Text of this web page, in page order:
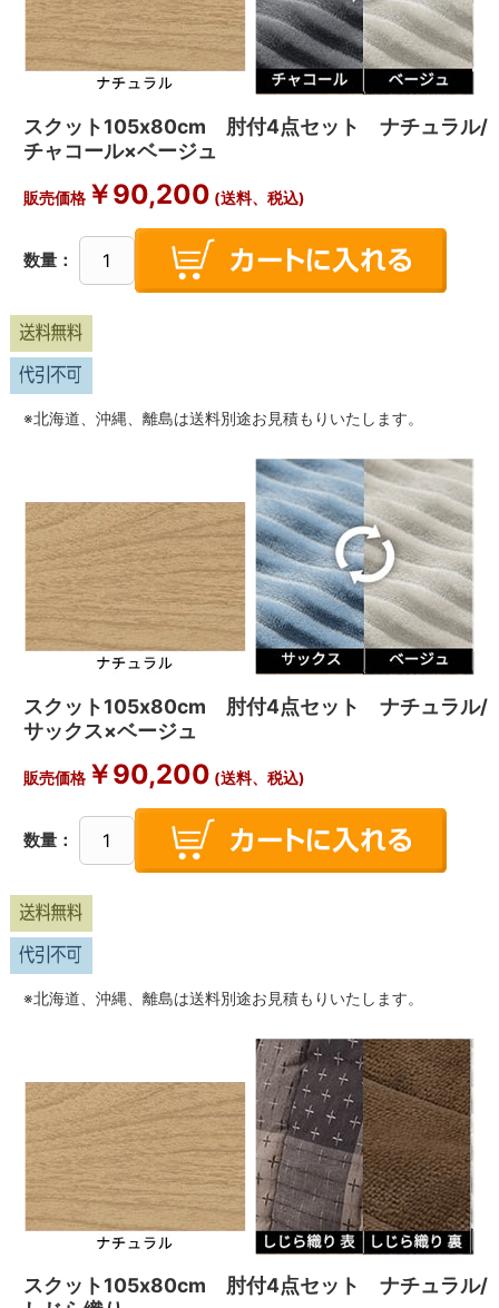
スクット105x80cm 肘付4点セット ナチュラル/
チャコール×ベージュ
販売価格￥90,200 (送料、税込)
数量：
※北海道、沖縄、離島は送料別途お見積もりいたします。
スクット105x80cm 肘付4点セット ナチュラル/
サックス×ベージュ
販売価格￥90,200 (送料、税込)
数量：
※北海道、沖縄、離島は送料別途お見積もりいたします。
スクット105x80cm 肘付4点セット ナチュラル/